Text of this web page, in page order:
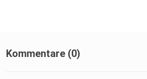
Kommentare (0)